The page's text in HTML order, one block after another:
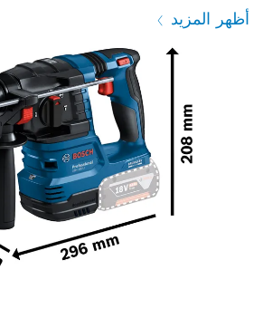
أظهر المزيد